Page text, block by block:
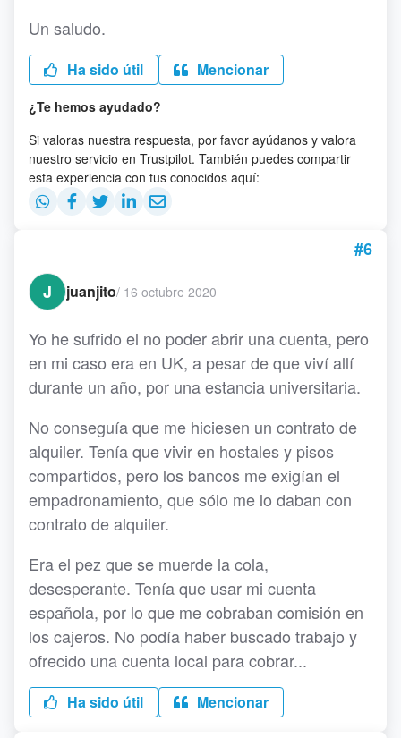
Un saludo.
Ha sido útil Mencionar
¿Te hemos ayudado?
Si valoras nuestra respuesta, por favor ayúdanos y valora
nuestro servicio en Trustpilot. También puedes compartir
esta experiencia con tus conocidos aquí:
#6
J
juanjito/ 16 octubre 2020
Yo he sufrido el no poder abrir una cuenta, pero
en mi caso era en UK, a pesar de que viví allí
durante un año, por una estancia universitaria.
No conseguía que me hiciesen un contrato de
alquiler. Tenía que vivir en hostales y pisos
compartidos, pero los bancos me exigían el
empadronamiento, que sólo me lo daban con
contrato de alquiler.
Era el pez que se muerde la cola,
desesperante. Tenía que usar mi cuenta
española, por lo que me cobraban comisión en
los cajeros. No podía haber buscado trabajo y
ofrecido una cuenta local para cobrar...
Ha sido útil Mencionar